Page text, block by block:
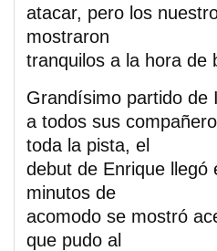
atacar, pero los
mostraron
tranquilos a la hora de
Grandísimo partido de
a todos sus
toda la pista, el
debut de Enrique
minutos de
acomodo se mostró
que pudo al